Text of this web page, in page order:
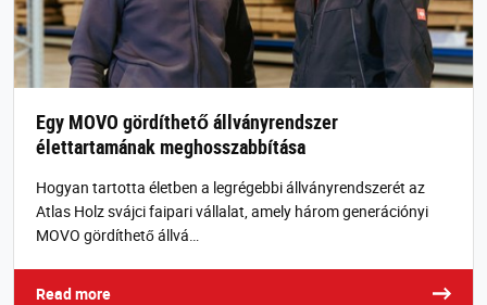
Egy MOVO gördíthető állványrendszer
élettartamának meghosszabbítása
Hogyan tartotta életben a legrégebbi állványrendszerét az
Atlas Holz svájci faipari vállalat, amely három generációnyi
MOVO gördíthető állvá…
Read more